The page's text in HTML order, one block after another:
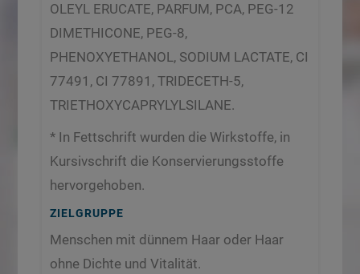
OLEYL ERUCATE, PARFUM, PCA, PEG-12
DIMETHICONE, PEG-8,
PHENOXYETHANOL, SODIUM LACTATE, CI
77491, CI 77891, TRIDECETH-5,
TRIETHOXYCAPRYLYLSILANE.
* In Fettschrift wurden die Wirkstoffe, in
Kursivschrift die Konservierungsstoffe
hervorgehoben.
ZIELGRUPPE
Menschen mit dünnem Haar oder Haar
ohne Dichte und Vitalität.